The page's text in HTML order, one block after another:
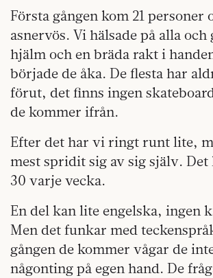
Första gången kom 21 personer
asnervös. Vi hälsade på alla och
hjälm och en bräda rakt i
började de åka. De flesta har
förut, det finns ingen
de kommer ifrån.
Efter det har vi ringt runt lite,
mest spridit sig av sig själv. Det
30 varje vecka.
En del kan lite engelska, ingen
Men det funkar med
gången de kommer vågar de
någonting på egen hand. De